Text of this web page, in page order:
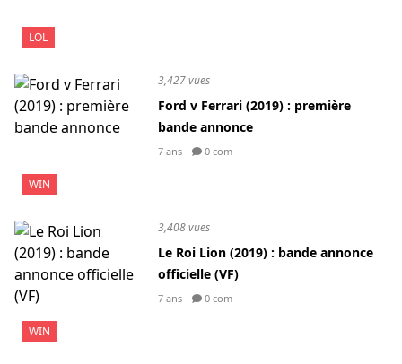
LOL
WIN
3,427 vues
Ford v Ferrari (2019) : première
bande annonce
7 ans 0 com
WIN
3,408 vues
Le Roi Lion (2019) : bande annonce
officielle (VF)
7 ans 0 com